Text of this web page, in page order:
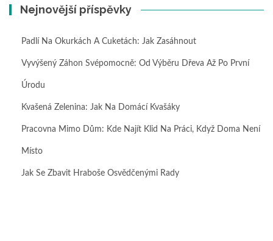
Nejnovější příspěvky
Padlí Na Okurkách A Cuketách: Jak Zasáhnout
Vyvýšený Záhon Svépomocně: Od Výběru Dřeva Až Po První
Úrodu
Kvašená Zelenina: Jak Na Domácí Kvašáky
Pracovna Mimo Dům: Kde Najít Klid Na Práci, Když Doma Není
Místo
Jak Se Zbavit Hraboše Osvědčenými Rady